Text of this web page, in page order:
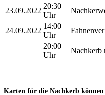
23.09.2022
20:30
Uhr
24.09.2022
14:00
Uhr
20:00
Uhr
Karten für die Nachkerb